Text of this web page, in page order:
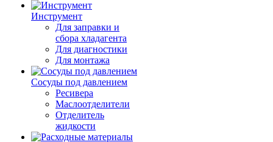
Инструмент
Для заправки и
сбора хладагента
Для диагностики
Для монтажа
Сосуды под давлением
Ресивера
Маслоотделители
Отделитель
жидкости